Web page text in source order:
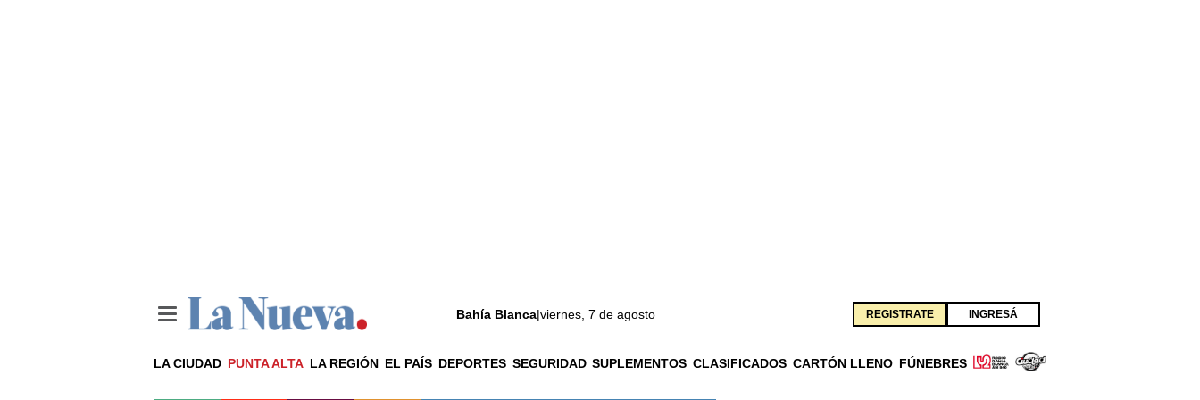
Bahía Blanca|viernes, 7 de agosto REGISTRATE INGRESÁ
LA CIUDAD PUNTA ALTA LA REGIÓN EL PAÍS DEPORTES SEGURIDAD SUPLEMENTOS CLASIFICADOS CARTÓN LLENO FÚNEBRES